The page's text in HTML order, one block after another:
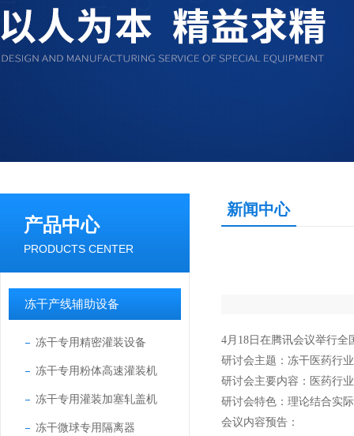
产品中心
PRODUCTS CENTER
冻干产线辅助设备
冻干专用精密灌装设备
冻干专用粉体高速灌装机
冻干专用灌装加塞轧盖机
冻干微球专用隔离器
新闻中心
4月18日在腾讯会议举行全
研讨会主题：冻干医药行
研讨会主要内容：医药行
研讨会特色：理论结合实
会议内容预告：